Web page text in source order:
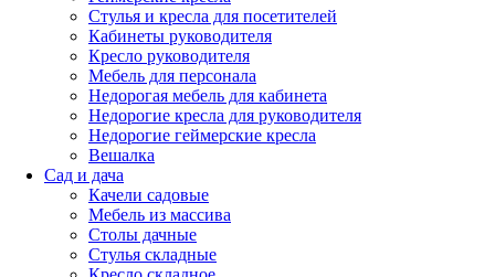
Стулья и кресла для посетителей
Кабинеты руководителя
Кресло руководителя
Мебель для персонала
Недорогая мебель для кабинета
Недорогие кресла для руководителя
Недорогие геймерские кресла
Вешалка
Сад и дача
Качели садовые
Мебель из массива
Столы дачные
Стулья складные